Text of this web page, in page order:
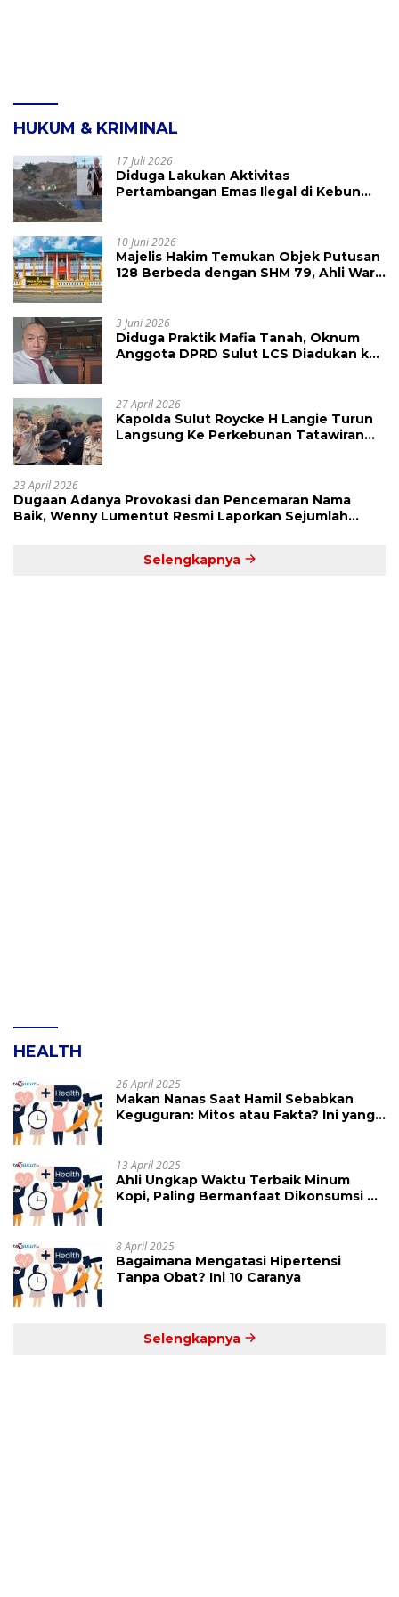
HUKUM & KRIMINAL
17 Juli 2026
Diduga Lakukan Aktivitas
Pertambangan Emas Ilegal di Kebun
10 Juni 2026
Majelis Hakim Temukan Objek Putusan
128 Berbeda dengan SHM 79, Ahli Waris
3 Juni 2026
Diduga Praktik Mafia Tanah, Oknum
Anggota DPRD Sulut LCS Diadukan ke
27 April 2026
Kapolda Sulut Roycke H Langie Turun
Langsung Ke Perkebunan Tatawiran
23 April 2026
Dugaan Adanya Provokasi dan Pencemaran Nama
Baik, Wenny Lumentut Resmi Laporkan Sejumlah
Selengkapnya
HEALTH
26 April 2025
Makan Nanas Saat Hamil Sebabkan
Keguguran: Mitos atau Fakta? Ini yang
13 April 2025
Ahli Ungkap Waktu Terbaik Minum
Kopi, Paling Bermanfaat Dikonsumsi di
8 April 2025
Bagaimana Mengatasi Hipertensi
Tanpa Obat? Ini 10 Caranya
Selengkapnya